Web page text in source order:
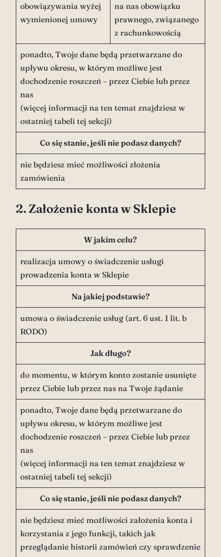
obowiązywania wyżej
wymienionej umowy
na nas obowiązku
prawnego, związanego
z rachunkowością
ponadto, Twoje dane będą przetwarzane do
upływu okresu, w którym możliwe jest
dochodzenie roszczeń – przez Ciebie lub przez
nas
(więcej informacji na ten temat znajdziesz w
ostatniej tabeli tej sekcji)
Co się stanie, jeśli nie podasz danych?
nie będziesz mieć możliwości złożenia
zamówienia
2. Założenie konta w Sklepie
W jakim celu?
realizacja umowy o świadczenie usługi
prowadzenia konta w Sklepie
Na jakiej podstawie?
umowa o świadczenie usług (art. 6 ust. 1 lit. b
RODO)
Jak długo?
do momentu, w którym konto zostanie usunięte
przez Ciebie lub przez nas na Twoje żądanie
ponadto, Twoje dane będą przetwarzane do
upływu okresu, w którym możliwe jest
dochodzenie roszczeń – przez Ciebie lub przez
nas
(więcej informacji na ten temat znajdziesz w
ostatniej tabeli tej sekcji)
Co się stanie, jeśli nie podasz danych?
nie będziesz mieć możliwości założenia konta i
korzystania z jego funkcji, takich jak
przeglądanie historii zamówień czy sprawdzenie